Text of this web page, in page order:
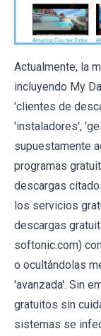
Actualmente, la
incluyendo My
'clientes de
'instaladores',
supuestamente
programas
descargas
los servicios
descargas
softonic.com)
o ocultándolas
'avanzada'. Sin
gratuitos sin
sistemas se